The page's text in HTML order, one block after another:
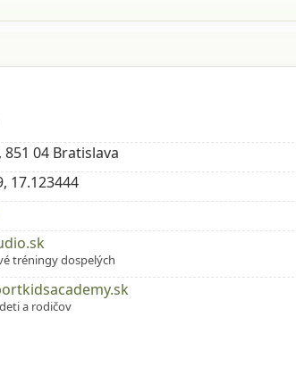
04 Bratislava
17.123444
tréningy dospelých
a rodičov